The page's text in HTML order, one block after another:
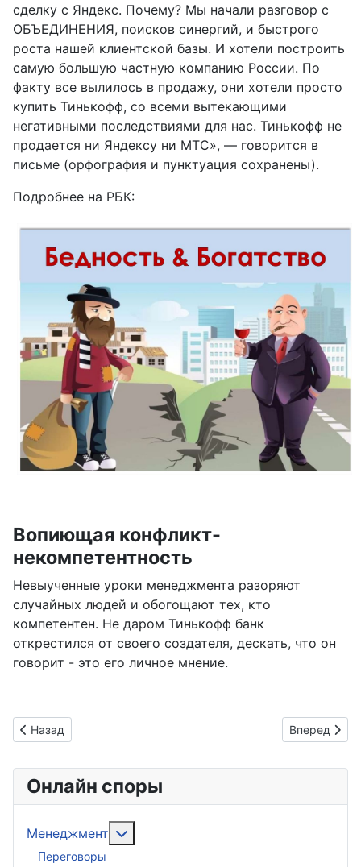
сделку с Яндекс. Почему? Мы начали разговор с
ОБЪЕДИНЕНИЯ, поисков синергий, и быстрого
роста нашей клиентской базы. И хотели построить
самую большую частную компанию России. По
факту все вылилось в продажу, они хотели просто
купить Тинькофф, со всеми вытекающими
негативными последствиями для нас. Тинькофф не
продается ни Яндексу ни МТС», — говорится в
письме (орфография и пунктуация сохранены).
Подробнее на РБК:
Вопиющая конфликт-
некомпетентность
Невыученные уроки менеджмента разоряют
случайных людей и обогощают тех, кто
компетентен. Не даром Тинькофф банк
открестился от своего создателя, дескать, что он
говорит - это его личное мнение.
Предыдущий: Медиация безальтернативна
Назад Следующий:
Вперед
Онлайн споры
Менеджмент
Переговоры